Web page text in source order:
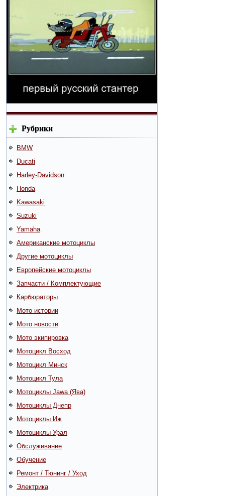
Рубрики
BMW
Ducati
Harley-Davidson
Honda
Kawasaki
Suzuki
Yamaha
Американские мотоциклы
Другие мотоциклы
Европейские мотоциклы
Запчасти / Комплектующие
Карбюраторы
Мото истории
Мото новости
Мото экипировка
Мотоцикл Восход
Мотоцикл Минск
Мотоцикл Тула
Мотоциклы Jawa (Ява)
Мотоциклы Днепр
Мотоциклы Иж
Мотоциклы Урал
Обслуживание
Обучение
Ремонт / Тюнинг / Уход
Электрика